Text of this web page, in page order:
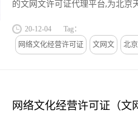
的文网文许可证代理平台,为北京
可证申请时间,在哪里办理的详...
20-12-04
Tag：
网络文化经营许可证
文网文 北
网络文化经营许可证（文